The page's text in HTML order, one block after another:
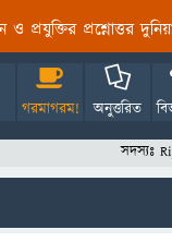
ও প্রযুক্তির প্রশ্নোত্তর
গরমাগরম! অনুত্তরিত
সদস্যঃ